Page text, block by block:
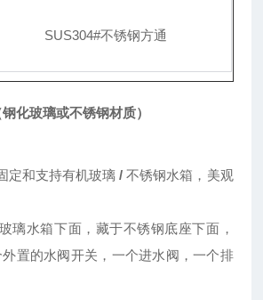
SUS304#不锈钢方通
化玻璃或不锈钢材质）
定和支持有机玻璃/不锈钢水箱，美观
璃水箱下面，藏于不锈钢底座下面，
置的水阀开关，一个进水阀，一个排